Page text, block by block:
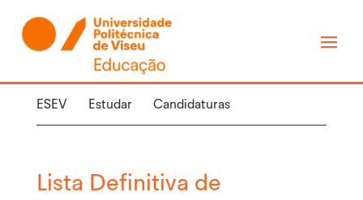
ESEV Estudar Candidaturas
Lista Definitiva de